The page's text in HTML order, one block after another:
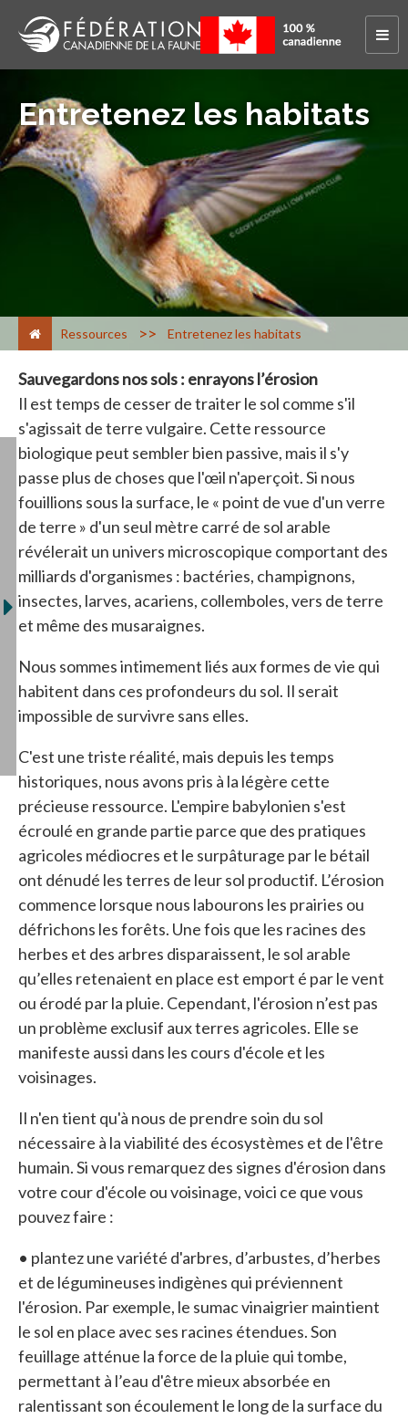
Entretenez les habitats
Ressources > Entretenez les habitats
Sauvegardons nos sols : enrayons l’érosion
Il est temps de cesser de traiter le sol comme s'il
s'agissait de terre vulgaire. Cette ressource
biologique peut sembler bien passive, mais il s'y
passe plus de choses que l'œil n'aperçoit. Si nous
fouillions sous la surface, le « point de vue d'un verre
de terre » d'un seul mètre carré de sol arable
révélerait un univers microscopique comportant des
milliards d'organismes : bactéries, champignons,
insectes, larves, acariens, collemboles, vers de terre
et même des musaraignes.
Nous sommes intimement liés aux formes de vie qui
habitent dans ces profondeurs du sol. Il serait
impossible de survivre sans elles.
C'est une triste réalité, mais depuis les temps
historiques, nous avons pris à la légère cette
précieuse ressource. L'empire babylonien s'est
écroulé en grande partie parce que des pratiques
agricoles médiocres et le surpâturage par le bétail
ont dénudé les terres de leur sol productif. L’érosion
commence lorsque nous labourons les prairies ou
défrichons les forêts. Une fois que les racines des
herbes et des arbres disparaissent, le sol arable
qu’elles retenaient en place est emport é par le vent
ou érodé par la pluie. Cependant, l'érosion n’est pas
un problème exclusif aux terres agricoles. Elle se
manifeste aussi dans les cours d'école et les
voisinages.
Il n'en tient qu'à nous de prendre soin du sol
nécessaire à la viabilité des écosystèmes et de l'être
humain. Si vous remarquez des signes d'érosion dans
votre cour d'école ou voisinage, voici ce que vous
pouvez faire :
• plantez une variété d'arbres, d’arbustes, d’herbes
et de légumineuses indigènes qui préviennent
l'érosion. Par exemple, le sumac vinaigrier maintient
le sol en place avec ses racines étendues. Son
feuillage atténue la force de la pluie qui tombe,
permettant à l’eau d'être mieux absorbée en
ralentissant son écoulement le long de la surface du